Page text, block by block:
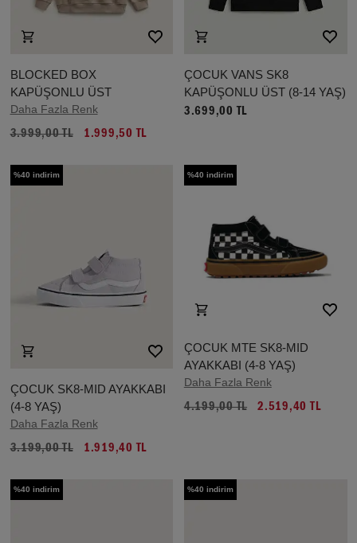
BLOCKED BOX
KAPÜŞONLU ÜST
Daha Fazla Renk
3.999,00 TL 1.999,50 TL
ÇOCUK VANS SK8
KAPÜŞONLU ÜST (8-14 YAŞ)
3.699,00 TL
%40 indirim
ÇOCUK SK8-MID AYAKKABI
(4-8 YAŞ)
Daha Fazla Renk
3.199,00 TL 1.919,40 TL
%40 indirim
ÇOCUK MTE SK8-MID
AYAKKABI (4-8 YAŞ)
Daha Fazla Renk
4.199,00 TL 2.519,40 TL
%40 indirim %40 indirim